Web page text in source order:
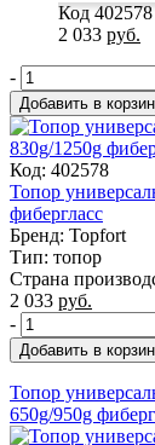
Код 402578
2 033 руб.
-
Добавить в
Код: 402578
Топор
фибергласс
Бренд: Topfort
Тип: топор
Страна
2 033 руб.
-
Добавить в
Топор
650g/950g